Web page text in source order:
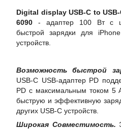
Digital display USB-C to
6090 - адаптер 100 Вт с
быстрой зарядки для
устройств.
Возможность быстрой
USB-C USB-адаптер PD
PD с максимальным током 5
быструю и эффективную
других USB-C устройств.
Широкая Совместимость.